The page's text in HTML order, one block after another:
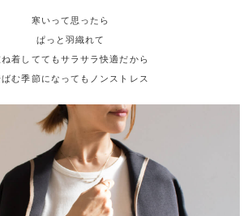
寒いって思ったら
ぱっと羽織れて
ね着しててもサラサラ快適だから
ばむ季節になってもノンストレス